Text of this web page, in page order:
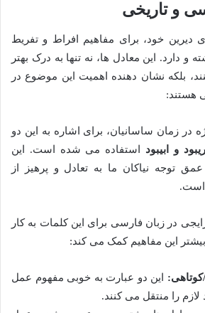
و تاریخی
دیرین خود، برای مفاهیم افراط و تفریط
و دارد. این معادل ها، نه تنها به درک بهتر
بلکه نشان دهنده اهمیت این موضوع در
هستند:
در زمان ساسانیان، برای اشاره به این دو
و ابیبود استفاده می شده است. این
توجه نیاکان ما به تعادل و پرهیز از
است.
در زبان فارسی برای این کلمات به کار
این مفاهیم کمک می کند:
این دو عبارت به خوبی مفهوم عمل
را منتقل می کنند.